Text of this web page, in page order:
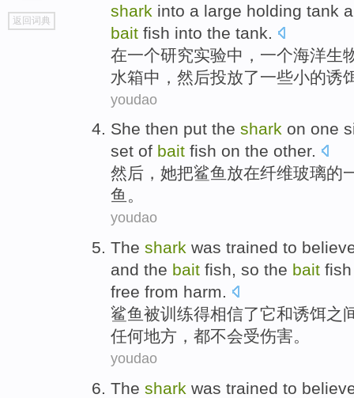
go
top
返回词典
shark into a large holding tank
bait fish into the tank.
在一个研究实验中，一个海洋生
水箱中， 然后投放了一些小的诱
youdao
She then put the shark on one
set of bait fish on the other.
然后 ， 她把鲨鱼 放在纤维玻璃的
鱼 。
youdao
The shark was trained to
and the bait fish, so the bait
free from harm.
鲨鱼被训练得相信了它和诱饵之
任何地方，都不会受伤害。
youdao
The shark was trained to